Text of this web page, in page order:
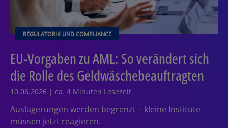
REGULATORIK UND COMPLIANCE
EU-Vorgaben zu AML: So verändert sich
die Rolle des Geldwäschebeauftragten
10.06.2026 | ca. 4 Minuten Lesezeit
Auslagerungen werden begrenzt – kleine Institute
müssen jetzt reagieren.